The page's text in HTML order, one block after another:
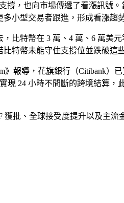
，也向市場傳遞了看漲訊號
小型交易者跟進，形成看漲趨
比特幣在 3 萬、4 萬、6 萬美
特幣未能守住支撐位並跌破這
報導，花旗銀行（Citibank）
24 小時不間斷的跨境結算
批、全球接受度提升以及主